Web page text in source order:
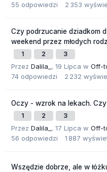
55 odpowiedzi 2 353
Czy podrzucanie dziadkom
weekend przez młodych
1 2 3
Przez Dalila_ , 19 Lipca w Off-
74 odpowiedzi 2 232
Oczy - wzrok na lekach.
1 2 3
Przez Dalila_ , 17 Lipca w Off-
56 odpowiedzi 1 887
Wszędzie dobrze, ale w